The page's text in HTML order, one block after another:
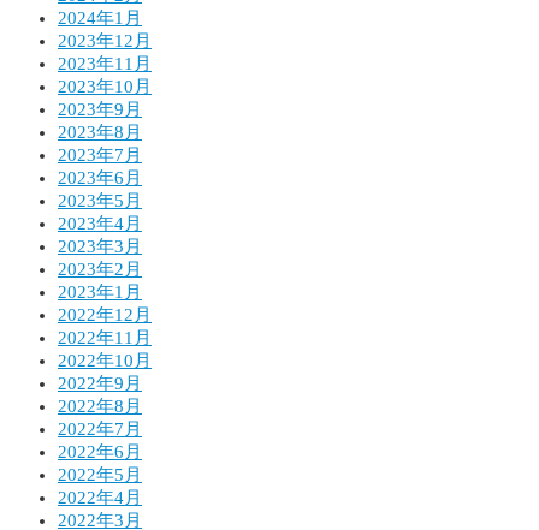
2024年1月
2023年12月
2023年11月
2023年10月
2023年9月
2023年8月
2023年7月
2023年6月
2023年5月
2023年4月
2023年3月
2023年2月
2023年1月
2022年12月
2022年11月
2022年10月
2022年9月
2022年8月
2022年7月
2022年6月
2022年5月
2022年4月
2022年3月